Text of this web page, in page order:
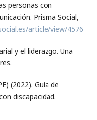
personas con
Prisma Social,
article/view/4576
y el liderazgo. Una
(2022). Guía de
discapacidad.